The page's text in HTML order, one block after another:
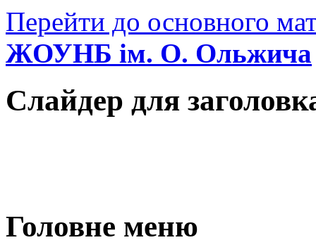
Перейти до основного
ЖОУНБ ім. О. Ольжича
Слайдер для
Головне меню